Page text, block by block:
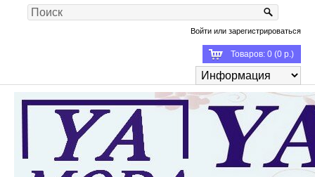
Войти или зарегистрироваться
Товаров: 0 (0 р.)